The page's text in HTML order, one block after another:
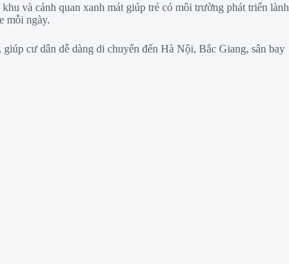
và cảnh quan xanh mát giúp trẻ có môi trường phát triển lành
mỗi ngày.
cư dân dễ dàng di chuyển đến Hà Nội, Bắc Giang, sân bay